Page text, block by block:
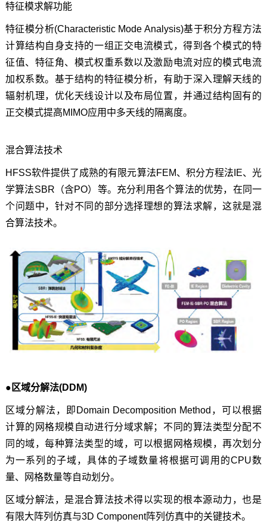
特征模求解功能
特征模分析(Characteristic Mode Analysis)基于积分方程方法
计算结构自身支持的一组正交电流模式，得到各个模式的特
征值、特征角、模式权重系数以及激励电流对应的模式电流
加权系数。基于结构的特征模分析，有助于深入理解天线的
辐射机理，优化天线设计以及布局位置，并通过结构固有的
正交模式提高MIMO应用中多天线的隔离度。
混合算法技术
HFSS软件提供了成熟的有限元算法FEM、积分方程法IE、光
学算法SBR（含PO）等。充分利用各个算法的优势，在同一
个问题中，针对不同的部分选择理想的算法求解，这就是混
合算法技术。
●区域分解法(DDM)
区域分解法，即Domain Decomposition Method，可以根据
计算的网格规模自动进行分域求解；不同的算法类型分配不
同的域，每种算法类型的域，可以根据网格规模，再次划分
为一系列的子域，具体的子域数量将根据可调用的CPU数
量、网格数量等自动划分。
区域分解法，是混合算法技术得以实现的根本源动力，也是
有限大阵列仿真与3D Component阵列仿真中的关键技术。